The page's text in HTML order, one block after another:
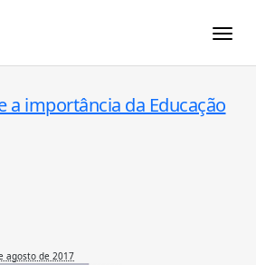
a importância da Educação
agosto de 2017